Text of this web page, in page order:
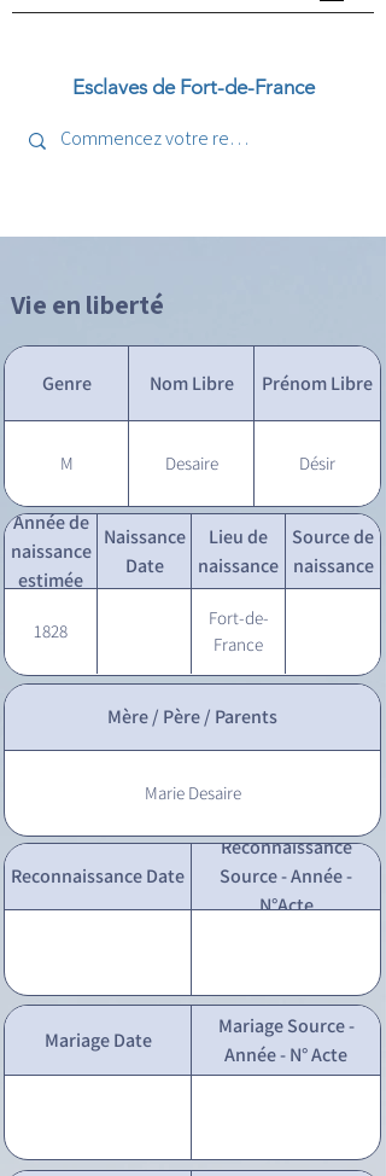
Esclaves de Fort-de-France
Vie en liberté
Genre Nom Libre Prénom Libre
M Desaire Désir
Année de
naissance
estimée
Naissance
Date
Lieu de
naissance
Source de
naissance
1828
Fort-de-
France
Mère / Père / Parents
Marie Desaire
Reconnaissance Date
Reconnaissance
Source - Année -
N°Acte
Mariage Date
Mariage Source -
Année - N° Acte